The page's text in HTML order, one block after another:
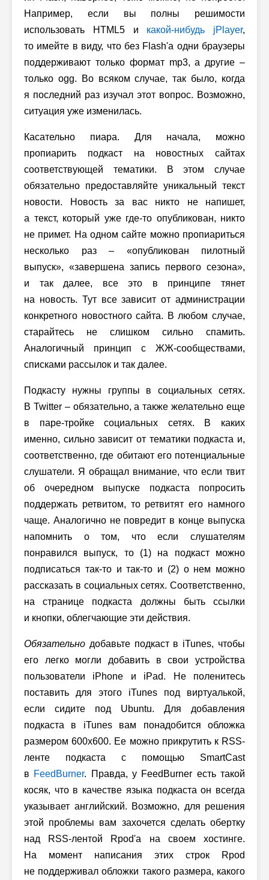
Например, если вы полны решимости
использовать HTML5 и какой-нибудь jPlayer,
то имейте в виду, что без Flash'а одни браузеры
поддерживают только формат mp3, а другие –
только ogg. Во всяком случае, так было, когда
я последний раз изучал этот вопрос. Возможно,
ситуация уже изменилась.
Касательно пиара. Для начала, можно
пропиарить подкаст на новостных сайтах
соответствующей тематики. В этом случае
обязательно предоставляйте уникальный текст
новости. Новость за вас никто не напишет,
а текст, который уже где-то опубликован, никто
не примет. На одном сайте можно пропиариться
несколько раз – «опубликован пилотный
выпуск», «завершена запись первого сезона»,
и так далее, все это в принципе тянет
на новость. Тут все зависит от администрации
конкретного новостного сайта. В любом случае,
старайтесь не слишком сильно спамить.
Аналогичный принцип с ЖЖ-сообществами,
списками рассылок и так далее.
Подкасту нужны группы в социальных сетях.
В Twitter – обязательно, а также желательно еще
в паре-тройке социальных сетях. В каких
именно, сильно зависит от тематики подкаста и,
соответственно, где обитают его потенциальные
слушатели. Я обращал внимание, что если твит
об очередном выпуске подкаста попросить
поддержать ретвитом, то ретвитят его намного
чаще. Аналогично не повредит в конце выпуска
напомнить о том, что если слушателям
понравился выпуск, то (1) на подкаст можно
подписаться так-то и так-то и (2) о нем можно
рассказать в социальных сетях. Соответственно,
на странице подкаста должны быть ссылки
и кнопки, облегчающие эти действия.
Обязательно добавьте подкаст в iTunes, чтобы
его легко могли добавить в свои устройства
пользователи iPhone и iPad. Не поленитесь
поставить для этого iTunes под виртуалькой,
если сидите под Ubuntu. Для добавления
подкаста в iTunes вам понадобится обложка
размером 600x600. Ее можно прикрутить к RSS-
ленте подкаста с помощью SmartCast
в FeedBurner. Правда, у FeedBurner есть такой
косяк, что в качестве языка подкаста он всегда
указывает английский. Возможно, для решения
этой проблемы вам захочется сделать обертку
над RSS-лентой Rpod'а на своем хостинге.
На момент написания этих строк Rpod
не поддерживал обложки такого размера, какого